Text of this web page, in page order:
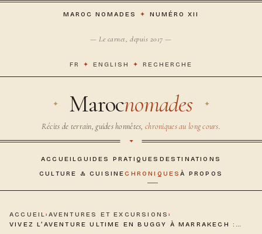
MAROC NOMADES ✦ NUMÉRO XII
— Le carnet, depuis 2017 —
FR ✦ ENGLISH ✦ RECHERCHE
Marocnomades
Récits de terrain, guides honnêtes,chroniques au long cours.
ACCUEILGUIDES PRATIQUES DESTINATIONS
CULTURE & CUISINECHRONIQUESÀ PROPOS
ACCUEIL› AVENTURES ET EXCURSIONS›
VIVEZ L’AVENTURE ULTIME EN BUGGY À MARRAKECH :…